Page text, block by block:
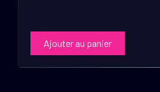
Ajouter au panier